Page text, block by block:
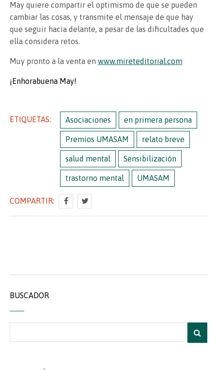
May quiere compartir el optimismo de que se pueden
cambiar las cosas, y transmite el mensaje de que hay
que seguir hacia delante, a pesar de las dificultades que
ella considera retos.
Muy pronto a la venta en www.mireteditorial.com
¡Enhorabuena May!
ETIQUETAS: Asociaciones en primera persona
Premios UMASAM relato breve
salud mental Sensibilización
trastorno mental UMASAM
COMPARTIR:
BUSCADOR